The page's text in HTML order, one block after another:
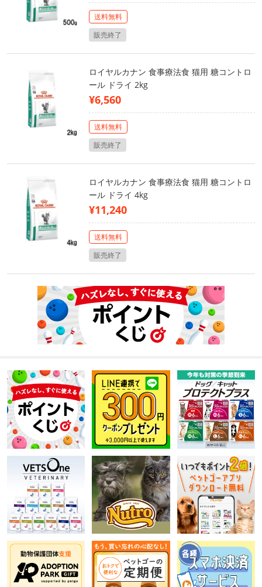
送料無料
販売終了
ロイヤルカナン 食事療法食 猫用 糖コントロ
ール ドライ 2kg
¥6,560
送料無料
販売終了
ロイヤルカナン 食事療法食 猫用 糖コントロ
ール ドライ 4kg
¥11,240
送料無料
販売終了